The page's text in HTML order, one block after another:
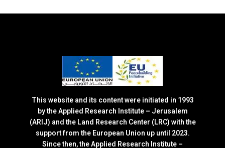
This website and its content were initiated in 1993
by the Applied Research Institute – Jerusalem
(ARIJ) and the Land Research Center (LRC) with the
support from the European Union up until 2023.
Since then, the Applied Research Institute –